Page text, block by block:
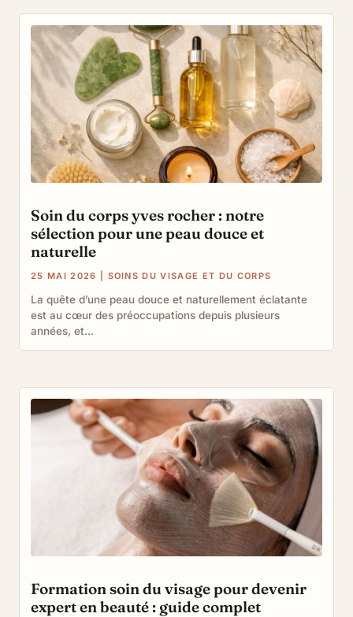
Soin du corps yves rocher : notre
sélection pour une peau douce et
naturelle
25 MAI 2026 SOINS DU VISAGE ET DU CORPS
La quête d’une peau douce et naturellement éclatante
est au cœur des préoccupations depuis plusieurs
années, et...
Formation soin du visage pour devenir
expert en beauté : guide complet